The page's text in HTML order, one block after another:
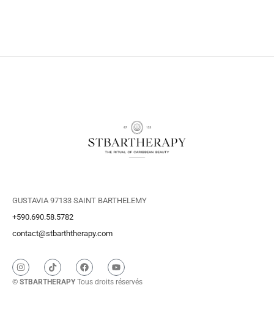
GUSTAVIA 97133 SAINT BARTHELEMY
+590.690.58.5782
contact@stbarththerapy.com
© STBARTHERAPY Tous droits réservés